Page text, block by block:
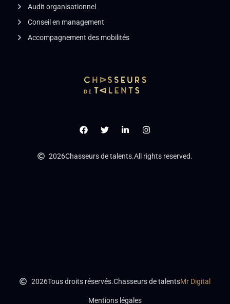
2026Chasseurs de talents.All rights reserved.
Audit organisationnel
Conseil en management
Accompagnement des mobilités
2026Tous droits réservés.Chasseurs de talentsMr Digital
Mentions légales